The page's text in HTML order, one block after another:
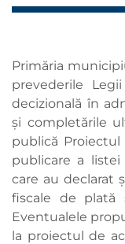
Primăria
prevederile
decizională în
și completările
publică
publicare a
care au declarat
fiscale de plată
Eventualele
la proiectul de